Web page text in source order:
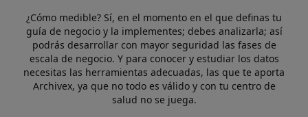
¿Cómo medible? Sí, en el momento en el que definas tu
guía de negocio y la implementes; debes analizarla; así
podrás desarrollar con mayor seguridad las fases de
escala de negocio. Y para conocer y estudiar los datos
necesitas las herramientas adecuadas, las que te aporta
Archivex, ya que no todo es válido y con tu centro de
salud no se juega.